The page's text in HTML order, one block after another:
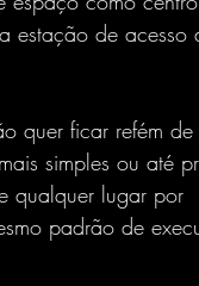
estação de acesso
quer ficar refém de
simples ou até
qualquer lugar por
padrão de